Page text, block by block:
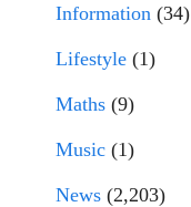
Information (34)
Lifestyle (1)
Maths (9)
Music (1)
News (2,203)